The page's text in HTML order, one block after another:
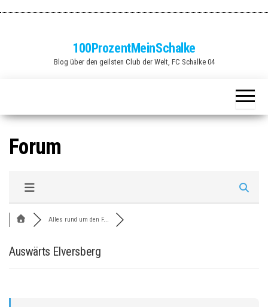
100ProzentMeinSchalke
Blog über den geilsten Club der Welt, FC Schalke 04
Forum
Alles rund um den F...
Auswärts Elversberg